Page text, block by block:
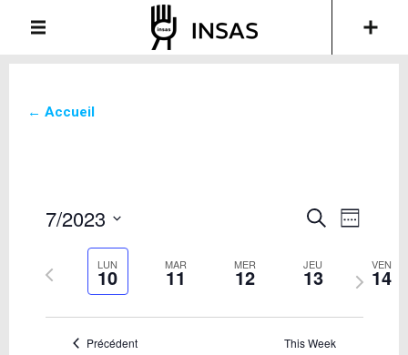
← Accueil
Recherche
navigation
de
Recherche
Week
7/2023
date
LUN
10 MAR
11 MER
12 JEU
13 VEN
14
Semaine
précédente
Semaine
Précédent
This Week